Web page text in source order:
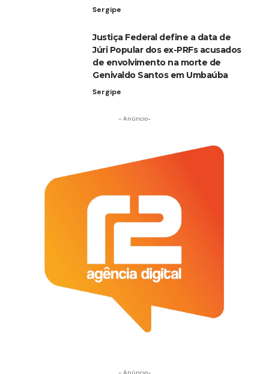
Sergipe
Justiça Federal define a data de
Júri Popular dos ex-PRFs acusados
de envolvimento na morte de
Genivaldo Santos em Umbaúba
Sergipe
- Anúncio-
- Anúncio-